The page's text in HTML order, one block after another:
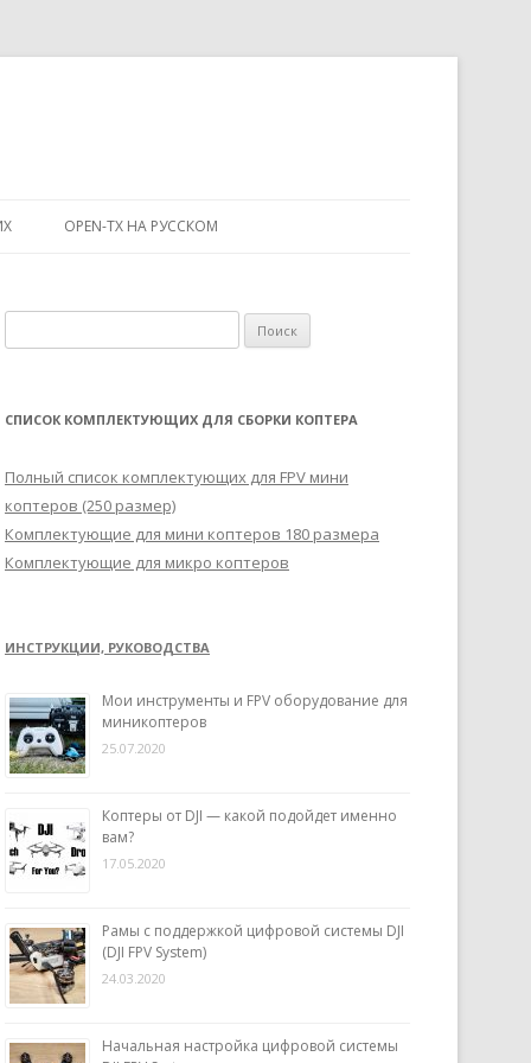
OPEN-TX НА РУССКОМ
а
т
:
СПИСОК КОМПЛЕКТУЮЩИХ ДЛЯ СБОРКИ КОПТЕРА
Полный список комплектующих для FPV мини
коптеров (250 размер)
Комплектующие для мини коптеров 180 размера
Комплектующие для микро коптеров
ИНСТРУКЦИИ, РУКОВОДСТВА
Мои инструменты и FPV оборудование для
миникоптеров
25.07.2020
Коптеры от DJI — какой подойдет именно
вам?
17.05.2020
Рамы с поддержкой цифровой системы DJI
(DJI FPV System)
24.03.2020
Начальная настройка цифровой системы